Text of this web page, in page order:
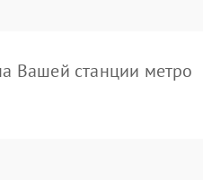
Вашей станции метро